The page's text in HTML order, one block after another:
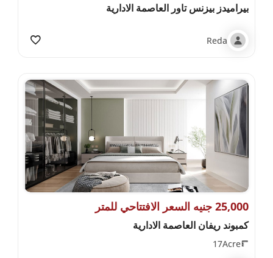
بيراميدز بيزنس تاور العاصمة الادارية
Reda
25,000 جنيه السعر الافتتاحي للمتر
كمبوند ريفان العاصمة الادارية
17Acre